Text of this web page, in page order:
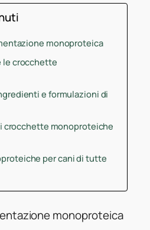
monoproteica
le crocchette
e formulazioni di
crocchette monoproteiche
per cani di tutte
monoproteica